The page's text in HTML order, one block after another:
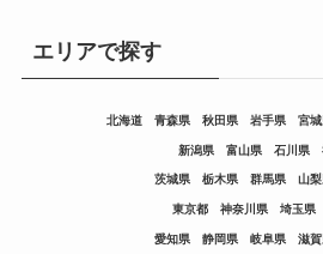
エリアで探す
北海道 青森県 秋田県 岩手県 宮
新潟県 富山県 石川県
茨城県 栃木県 群馬県 山
東京都 神奈川県 埼玉県
愛知県 静岡県 岐阜県 滋